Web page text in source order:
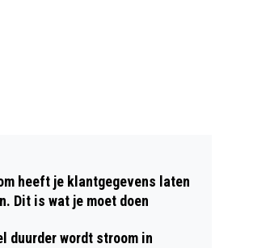
heeft je klantgegevens laten
Dit is wat je moet doen
duurder wordt stroom in